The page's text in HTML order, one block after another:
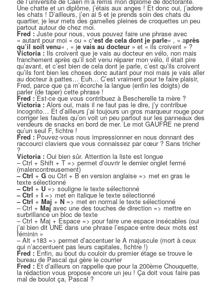
Une chatte et un diplôme, j’étais aux anges ! Et donc oui, j’adore
les chats ! D’ailleurs, j’en ai 5 et je prends soin des chats du
quartier, je leur mets des gamelles pleines de croquettes un peu
partout autour de chez moi.
Fred : Juste pour nous, vous pouvez faire une phrase avec
« autant pour moi » ou « c‘est de cela dont je parle« , « après
qu’il soit venu« , « je vais au docteur » et « ils croivent » ?
Victoria : Ils croivent que je vais au docteur en vélo, non mais
franchement après qu’il soit venu réparer mon vélo, il était pire
qu’avant, et c’est bien de cela dont je parle, c’est qu’ils croivent
qu’ils font bien les choses donc autant pour moi mais je vais aller
au docteur à pattes… Euh… C’est vraiment pour te faire plaisir,
Fred, parce que ça m’écorche la langue (enfin les doigts) de
parler (de taper) cette phrase !
Fred :Est-ce que vous contribuez à Bescherelle ta mère ?
Victoria :Alors oui, mais il ne faut pas le dire, j’y contribue
incognito… Et d’ailleurs j’ai toujours un gros marqueur rouge pour
corriger les fautes qu’on voit un peu partout sur les panneaux des
vendeurs de snacks en bord de mer. Le mot GAUFRE ne prend
qu’un seul F, fichtre !
Fred : Pouvez-vous nous impressionner en nous donnant des
raccourci claviers que vous connaissez par cœur ? Sans tricher
?
Victoria : Oui bien sûr. Attention la liste est longue
– Ctrl + Shift + T => permet d’ouvrir le dernier onglet fermé
(malencontreusement)
– Ctrl +G ou Ctrl + B en version anglaise => met en gras le
texte sélectionné
– Ctrl + U => souligne le texte sélectionné
– Ctrl +I => met en italique le texte sélectionné
– Ctrl +Maj +N => met en normal le texte sélectionné
– Ctrl +Majavec une des touches de direction => mettre en
surbrillance un bloc de texte
– Ctrl + Maj + Espace => pour faire une espace insécables (oui
j’ai bien dit UNE dans une phrase l’espace entre deux mots est
féminin »
– Alt +183 => permet d’accentuer le A majuscule (mort à ceux
qui n’accentuent pas leurs capitales, fichtre !)
Fred : Enfin, au bout du couloir du premier étage se trouve le
bureau de Pascal qui gère le courrier
Fred : Et d’ailleurs on rappelle que pour la 200ème Chouquette,
la rédaction vous propose encore un jeu ! Ça doit vous faire pas
mal de boulot ça, Pascal ?